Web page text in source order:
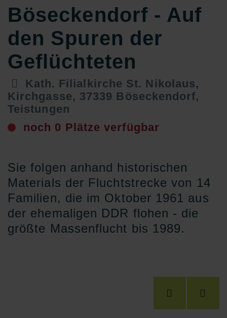
Böseckendorf - Auf
den Spuren der
Geflüchteten
Kath. Filialkirche St. Nikolaus,
Kirchgasse, 37339 Böseckendorf,
Teistungen
noch 0 Plätze verfügbar
Sie folgen anhand historischen
Materials der Fluchtstrecke von 14
Familien, die im Oktober 1961 aus
der ehemaligen DDR flohen - die
größte Massenflucht bis 1989.